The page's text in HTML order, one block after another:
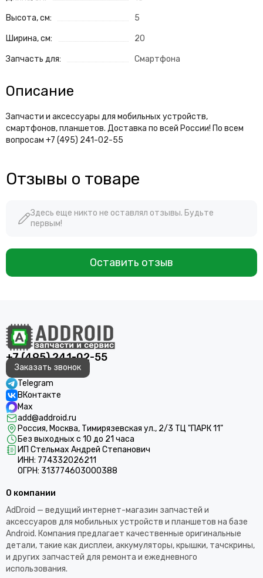
Высота, см: 5
Ширина, см: 20
Запчасть для: Смартфона
Описание
Запчасти и аксессуары для мобильных устройств,
смартфонов, планшетов. Доставка по всей России! По всем
вопросам +7 (495) 241-02-55
Отзывы о товаре
Здесь еще никто не оставлял отзывы. Будьте
первым!
Оставить отзыв
+7 (495) 241-02-55
Заказать звонок
Telegram
ВКонтакте
Max
add@addroid.ru
Россия, Москва, Тимирязевская ул., 2/3 ТЦ "ПАРК 11"
Без выходных с 10 до 21 часа
ИП Стельмах Андрей Степанович
ИНН: 774332026211
ОГРН: 313774603000388
О компании
AdDroid — ведущий интернет-магазин запчастей и
аксессуаров для мобильных устройств и планшетов на базе
Android. Компания предлагает качественные оригинальные
детали, такие как дисплеи, аккумуляторы, крышки, тачскрины,
и других запчастей для ремонта и ежедневного
использования.​